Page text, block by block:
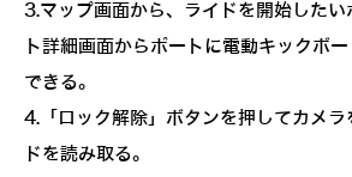
3.マップ画面から、ライドを開始したい
ト詳細画面からポートに電動キックボ
できる。
4.「ロック解除」ボタンを押してカメラ
ドを読み取る。